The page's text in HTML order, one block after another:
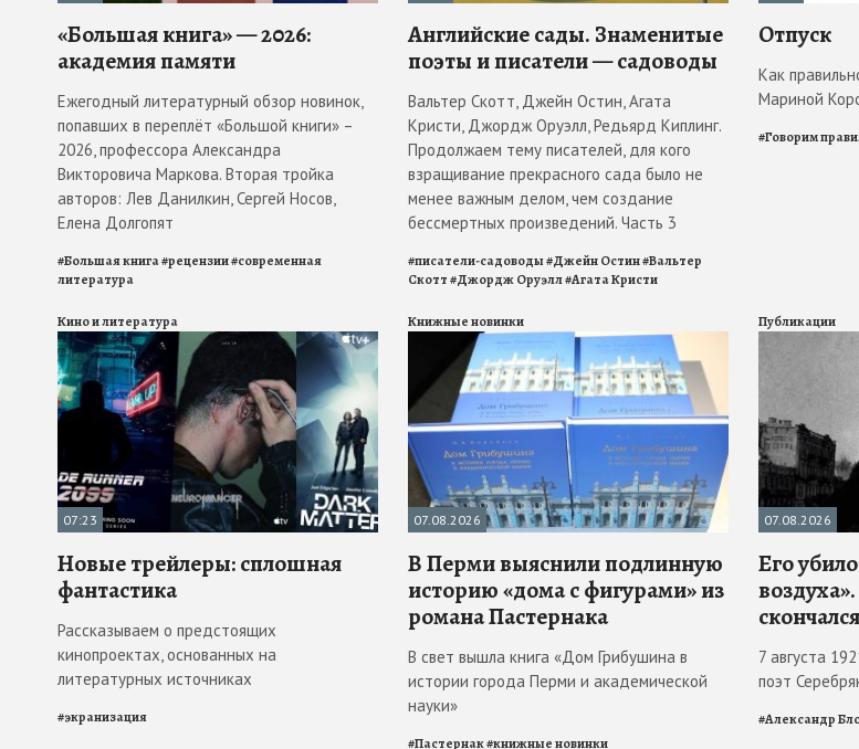
«Большая книга» — 2026:
академия памяти
Ежегодный литературный обзор новинок,
попавших в переплёт «Большой книги» –
2026, профессора Александра
Викторовича Маркова. Вторая тройка
авторов: Лев Данилкин, Сергей Носов,
Елена Долгопят
#Большая книга#рецензии#современная
литература
Английские сады. Знаменитые
поэты и писатели — садоводы
Вальтер Скотт, Джейн Остин, Агата
Кристи, Джордж Оруэлл, Редьярд Киплинг.
Продолжаем тему писателей, для кого
взращивание прекрасного сада было не
менее важным делом, чем создание
бессмертных произведений. Часть 3
#писатели-садоводы#Джейн Остин#Вальтер
Скотт#Джордж Оруэлл#Агата Кристи
Отпуск
Как
Мариной
#Говорим
Кино и литература
07:23
Новые трейлеры: сплошная
фантастика
Рассказываем о предстоящих
кинопроектах, основанных на
литературных источниках
#экранизация
Книжные новинки
07.08.2026
В Перми выяснили подлинную
историю «дома с фигурами» из
романа Пастернака
В свет вышла книга «Дом Грибушина в
истории города Перми и академической
науки»
#Пастернак#книжные новинки
Публикации
07.08.2026
Его
7 августа
поэт
#Александр